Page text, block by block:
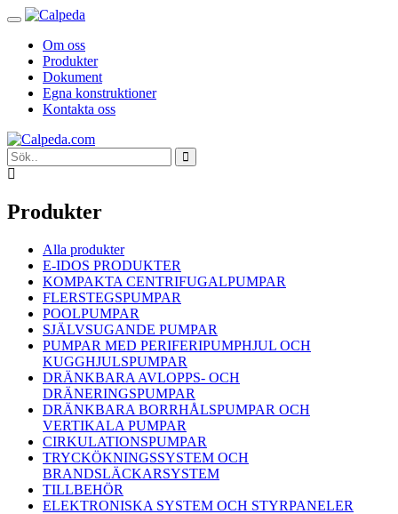
Toggle
navigationOm oss
Produkter
Dokument
Egna konstruktioner
Kontakta oss
Produkter
Alla produkter
E-IDOS PRODUKTER
KOMPAKTA CENTRIFUGALPUMPAR
FLERSTEGSPUMPAR
POOLPUMPAR
SJÄLVSUGANDE PUMPAR
PUMPAR MED PERIFERIPUMPHJUL OCH
KUGGHJULSPUMPAR
DRÄNKBARA AVLOPPS- OCH
DRÄNERINGSPUMPAR
DRÄNKBARA BORRHÅLSPUMPAR OCH
VERTIKALA PUMPAR
CIRKULATIONSPUMPAR
TRYCKÖKNINGSSYSTEM OCH
BRANDSLÄCKARSYSTEM
TILLBEHÖR
ELEKTRONISKA SYSTEM OCH STYRPANELER